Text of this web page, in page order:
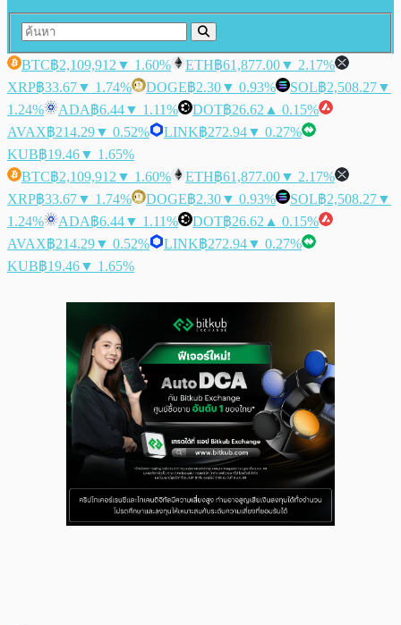
BTC฿2,109,912 ▼ 1.60% ETH฿61,877.00▼ 2.17%
XRP฿33.67▼ 1.74% DOGE฿2.30▼ 0.93% SOL฿2,508.27▼
1.24%
ADA฿6.44▼ 1.11% DOT฿26.62 ▲ 0.15%
AVAX฿214.29▼ 0.52% LINK฿272.94▼ 0.27%
KUB฿19.46▼ 1.65%
BTC฿2,109,912 ▼ 1.60% ETH฿61,877.00▼ 2.17%
XRP฿33.67▼ 1.74% DOGE฿2.30▼ 0.93% SOL฿2,508.27▼
1.24%
ADA฿6.44▼ 1.11% DOT฿26.62 ▲ 0.15%
AVAX฿214.29▼ 0.52% LINK฿272.94▼ 0.27%
KUB฿19.46▼ 1.65%